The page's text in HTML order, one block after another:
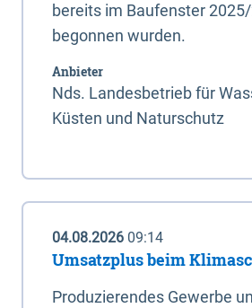
bereits im Baufenster
begonnen wurden.
Anbieter
Nds. Landesbetrieb für
Küsten und Naturschutz
04.08.2026 09:14
Umsatzplus beim
Produzierendes Gewerbe